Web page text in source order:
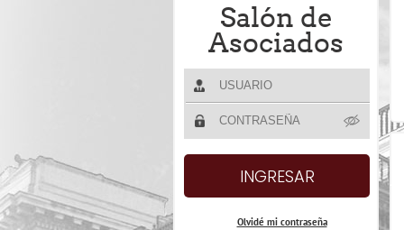
Salón de
Asociados
Olvidé mi contraseña